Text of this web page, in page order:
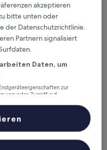
Preis
beträgt
55 €
16. Aug.–17. Aug.
akzeptieren
bitte unten oder
der Datenschutzrichtlinie.
Partnern signalisiert
Daten, um
zur
von oder Zugriff auf
der Performance von Inhalten,
und Verbesserung von